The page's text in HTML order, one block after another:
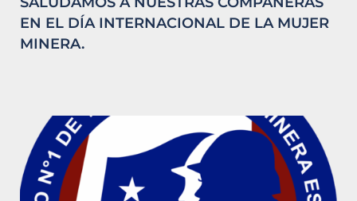
EN EL DÍA INTERNACIONAL DE LA MUJER
MINERA.